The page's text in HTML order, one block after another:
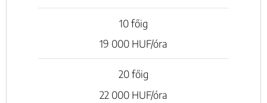
10 főig
19 000 HUF/óra
20 főig
22 000 HUF/óra